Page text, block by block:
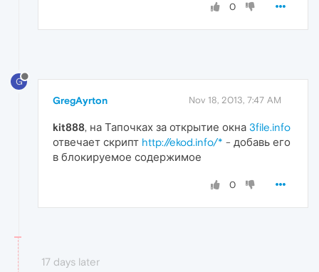
0
G
GregAyrton Nov 18, 2013, 7:47 AM
kit888, на Тапочках за открытие окна 3file.info
отвечает скрипт http://ekod.info/* - добавь его
в блокируемое содержимое
0
17 days later